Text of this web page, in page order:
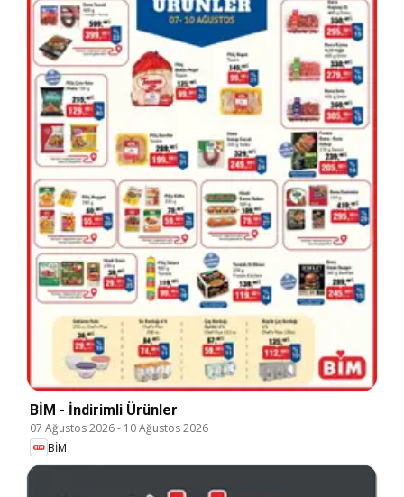
BİM - İndirimli Ürünler
07 Ağustos 2026- 10 Ağustos 2026
BİM